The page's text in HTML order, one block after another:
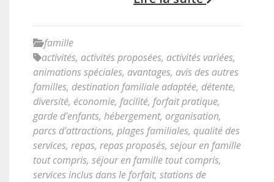
famille
activités, activités proposées, activités variées,
animations spéciales, avantages, avis des autres
familles, destination familiale adaptée, détente,
diversité, économie, facilité, forfait pratique,
garde d'enfants, hébergement, organisation,
parcs d'attractions, plages familiales, qualité des
services, repas, repas proposés, sejour en famille
tout compris, séjour en famille tout compris,
services inclus dans le forfait, stations de